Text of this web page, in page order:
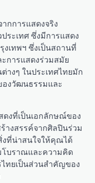
กการแสดงจริง
ระเทศ ซึ่งมีการแสดง
งเทพฯ ซึ่งเป็นสถานที่
การแสดงร่วมสมัย
งๆ ในประเทศไทยมัก
องวัฒนธรรมและ
งที่เป็นเอกลักษณ์ของ
างสรรค์จากศิลปินร่วม
งที่น่าสนใจให้คุณได้
บราณและความคิด
ทยเป็นส่วนสำคัญของ